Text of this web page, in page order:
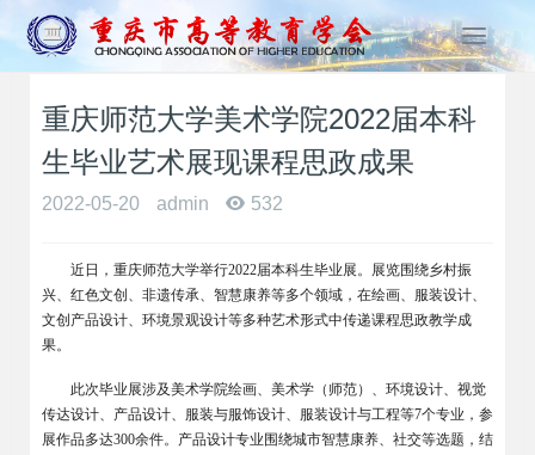
T
o
g
g
i
o
n
重庆师范大学美术学院2022届本科
生毕业艺术展现课程思政成果
2022-05-20 admin 532
近日，重庆师范大学举行2022届本科生毕业展。展览围绕乡村振
兴、红色文创、非遗传承、智慧康养等多个领域，在绘画、服装设计、
文创产品设计、环境景观设计等多种艺术形式中传递课程思政教学成
果。
此次毕业展涉及美术学院绘画、美术学（师范）、环境设计、视觉
传达设计、产品设计、服装与服饰设计、服装设计与工程等7个专业，参
展作品多达300余件。产品设计专业围绕城市智慧康养、社交等选题，结